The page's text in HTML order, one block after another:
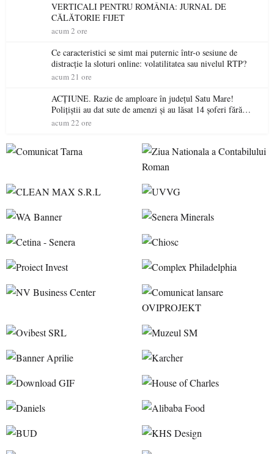
VERTICALI PENTRU ROMÂNIA: JURNAL DE
CĂLĂTORIE FIJET
acum 2 ore
Ce caracteristici se simt mai puternic într-o sesiune de
distracție la sloturi online: volatilitatea sau nivelul RTP?
acum 21 ore
ACȚIUNE. Razie de amploare în județul Satu Mare!
Polițiștii au dat sute de amenzi și au lăsat 14 șoferi fără
permis într-o singură zi
acum 22 ore